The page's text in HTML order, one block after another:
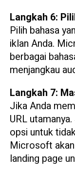
Langkah 6:
Pilih bahasa
iklan Anda.
berbagai
menjangkau
Langkah 7:
Jika Anda
URL
opsi untuk
Microsoft
landing page